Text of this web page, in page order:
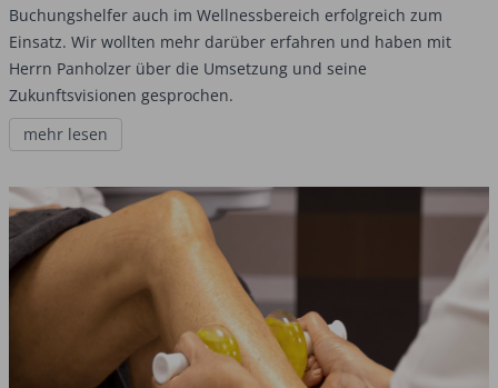
Buchungshelfer auch im Wellnessbereich erfolgreich zum
Einsatz. Wir wollten mehr darüber erfahren und haben mit
Herrn Panholzer über die Umsetzung und seine
Zukunftsvisionen gesprochen.
mehr lesen